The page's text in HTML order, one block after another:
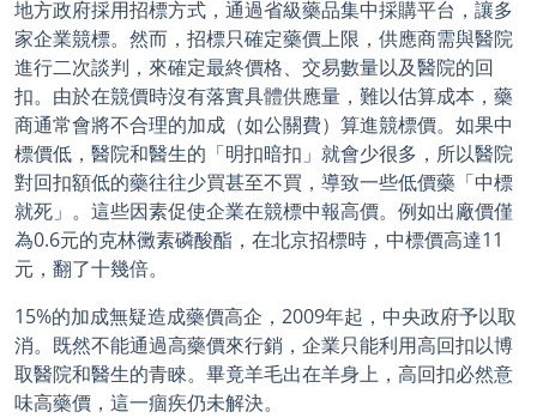
地方政府採用招標方式，通過省級藥品集中採購平台，讓多
家企業競標。然而，招標只確定藥價上限，供應商需與醫院
進行二次談判，來確定最終價格、交易數量以及醫院的回
扣。由於在競價時沒有落實具體供應量，難以估算成本，藥
商通常會將不合理的加成（如公關費）算進競標價。如果中
標價低，醫院和醫生的「明扣暗扣」就會少很多，所以醫院
對回扣額低的藥往往少買甚至不買，導致一些低價藥「中標
就死」。這些因素促使企業在競標中報高價。例如出廠價僅
為0.6元的克林黴素磷酸酯，在北京招標時，中標價高達11
元，翻了十幾倍。
15%的加成無疑造成藥價高企，2009年起，中央政府予以取
消。既然不能通過高藥價來行銷，企業只能利用高回扣以博
取醫院和醫生的青睞。畢竟羊毛出在羊身上，高回扣必然意
味高藥價，這一痼疾仍未解決。